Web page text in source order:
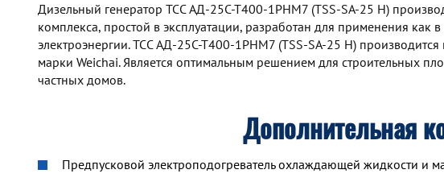
Дизельный генератор TCC АД-25С-Т400-1РНМ7 (TSS-SA-25 H)
комплекса, простой в эксплуатации, разработан для применения как
электроэнергии. TCC АД-25С-Т400-1РНМ7 (TSS-SA-25 H)
марки Weichai. Является оптимальным решением для строительных
частных домов.
Дополнительная
Предпусковой электроподогреватель охлаждающей жидкости и